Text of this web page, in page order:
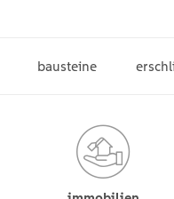
bausteine